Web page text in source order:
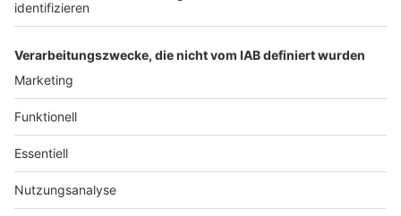
Unser Herz ist der Motor unseres Körpers. Schlägt es
aus dem Takt, gerät alles andere ins Wanken. In der
aktuellen Studiovisite dreht sich deshalb alles um die
Herzgesundheit. Zu Gast ist Professor Dr. Alper Öner,
internistische Intensivmedizin am Klinikum Leverkusen.
Gemeinsam mit Moderatorin Diana Dahlmann spricht
er unter anderem darüber, was ein gesundes Herz